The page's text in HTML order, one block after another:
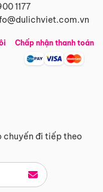
1177
chuyến đi tiếp theo
Chấp nhận thanh toán